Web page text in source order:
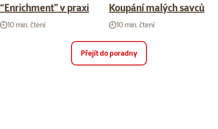
“Enrichment” v praxi
10 min. čtení
Koupání malých savců
10 min. čtení
Přejít do poradny